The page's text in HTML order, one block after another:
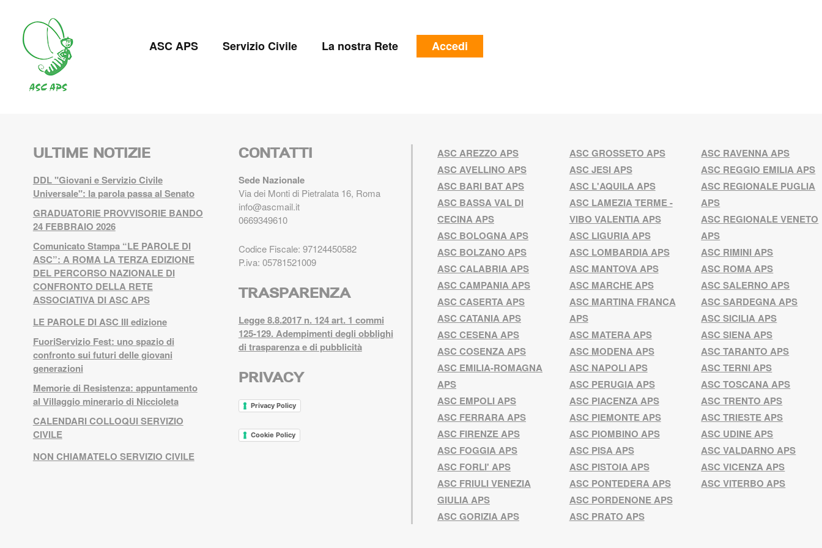
contenuto
principale
Navigazione
ASC APS Servizio Civile La nostra Rete
Menu
Accedi
ASC AREZZO APS
ASC AVELLINO APS
ASC BARI BAT APS
ASC BASSA VAL DI
CECINA APS
ASC BOLOGNA APS
ASC BOLZANO APS
ASC CALABRIA APS
ASC CAMPANIA APS
ASC CASERTA APS
ASC CATANIA APS
ASC CESENA APS
ASC COSENZA APS
ASC EMILIA-ROMAGNA
APS
ASC EMPOLI APS
ASC FERRARA APS
ASC FIRENZE APS
ASC FOGGIA APS
ASC FORLI' APS
ASC FRIULI VENEZIA
GIULIA APS
ASC GORIZIA APS
ASC GROSSETO APS
ASC JESI APS
ASC L'AQUILA APS
ASC LAMEZIA TERME -
VIBO VALENTIA APS
ASC LIGURIA APS
ASC LOMBARDIA APS
ASC MANTOVA APS
ASC MARCHE APS
ASC MARTINA FRANCA
APS
ASC MATERA APS
ASC MODENA APS
ASC NAPOLI APS
ASC PERUGIA APS
ASC PIACENZA APS
ASC PIEMONTE APS
ASC PIOMBINO APS
ASC PISA APS
ASC PISTOIA APS
ASC PONTEDERA APS
ASC PORDENONE APS
ASC PRATO APS
ASC RAVENNA APS
ASC REGGIO EMILIA APS
ASC REGIONALE PUGLIA
APS
ASC REGIONALE VENETO
APS
ASC RIMINI APS
ASC ROMA APS
ASC SALERNO APS
ASC SARDEGNA APS
ASC SICILIA APS
ASC SIENA APS
ASC TARANTO APS
ASC TERNI APS
ASC TOSCANA APS
ASC TRENTO APS
ASC TRIESTE APS
ASC UDINE APS
ASC VALDARNO APS
ASC VICENZA APS
ASC VITERBO APS
ULTIME NOTIZIE
DDL "Giovani e Servizio Civile
Universale": la parola passa al Senato
GRADUATORIE PROVVISORIE BANDO
24 FEBBRAIO 2026
Comunicato Stampa “LE PAROLE DI
ASC”: A ROMA LA TERZA EDIZIONE
DEL PERCORSO NAZIONALE DI
CONFRONTO DELLA RETE
ASSOCIATIVA DI ASC APS
LE PAROLE DI ASC III edizione
FuoriServizio Fest: uno spazio di
confronto sui futuri delle giovani
generazioni
Memorie di Resistenza: appuntamento
al Villaggio minerario di Niccioleta
CALENDARI COLLOQUI SERVIZIO
CIVILE
NON CHIAMATELO SERVIZIO CIVILE
CONTATTI
Sede Nazionale
Via dei Monti di Pietralata 16, Roma
info@ascmail.it
0669349610
Codice Fiscale: 97124450582
P.iva: 05781521009
TRASPARENZA
Legge 8.8.2017 n. 124 art. 1 commi
125-129. Adempimenti degli obblighi
di trasparenza e di pubblicità
PRIVACY
Privacy Policy
Cookie Policy